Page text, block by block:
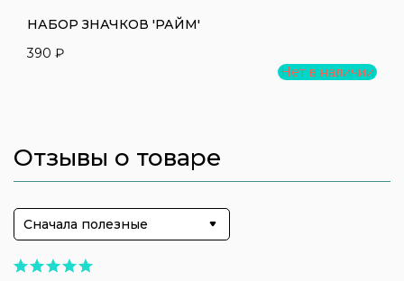
НАБОР ЗНАЧКОВ 'РАЙМ'
390 ₽
Нет в наличии
Отзывы о товаре
Сначала полезные